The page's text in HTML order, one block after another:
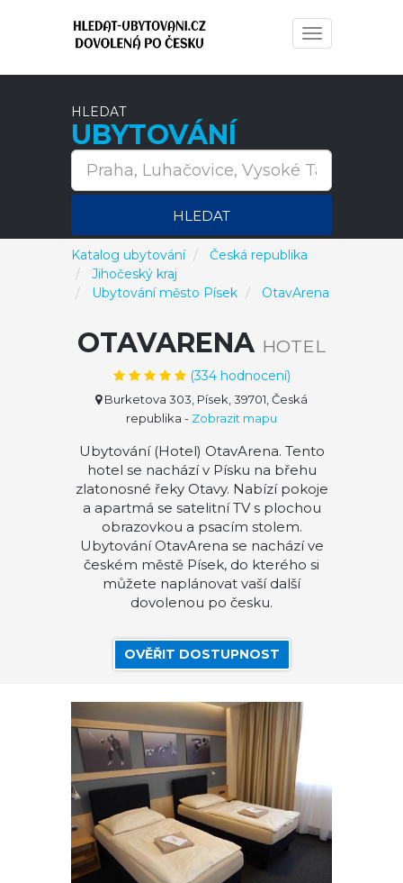
Toggle
navigation
HLEDAT
UBYTOVÁNÍ
HLEDAT
Katalog ubytování
Česká republika
Jihočeský kraj
Ubytování město Písek
OtavArena
OTAVARENA HOTEL
(334hodnocení)
Burketova 303, Písek, 39701, Česká
republika - Zobrazit mapu
Ubytování (Hotel) OtavArena. Tento
hotel se nachází v Písku na břehu
zlatonosné řeky Otavy. Nabízí pokoje
a apartmá se satelitní TV s plochou
obrazovkou a psacím stolem.
Ubytování OtavArena se nachází ve
českém městě Písek, do kterého si
můžete naplánovat vaší další
dovolenou po česku.
OVĚŘIT DOSTUPNOST